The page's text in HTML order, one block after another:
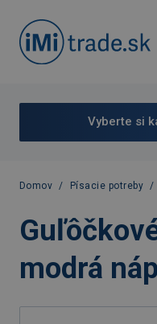
Vyberte si
Domov / Písacie potreby /
modrá